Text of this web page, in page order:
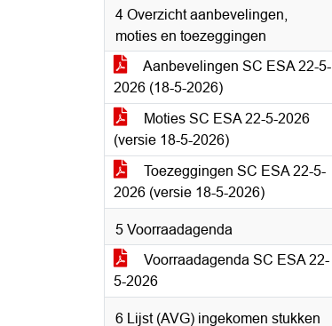
4 Overzicht aanbevelingen,
moties en toezeggingen
Aanbevelingen SC ESA 22-5-
2026 (18-5-2026)
Moties SC ESA 22-5-2026
(versie 18-5-2026)
Toezeggingen SC ESA 22-5-
2026 (versie 18-5-2026)
5 Voorraadagenda
Voorraadagenda SC ESA 22-
5-2026
6 Lijst (AVG) ingekomen stukken